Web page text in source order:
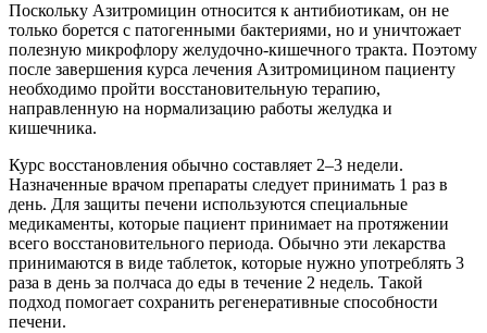
Поскольку Азитромицин относится к антибиотикам, он не
только борется с патогенными бактериями, но и уничтожает
полезную микрофлору желудочно-кишечного тракта. Поэтому
после завершения курса лечения Азитромицином пациенту
необходимо пройти восстановительную терапию,
направленную на нормализацию работы желудка и
кишечника.
Курс восстановления обычно составляет 2–3 недели.
Назначенные врачом препараты следует принимать 1 раз в
день. Для защиты печени используются специальные
медикаменты, которые пациент принимает на протяжении
всего восстановительного периода. Обычно эти лекарства
принимаются в виде таблеток, которые нужно употреблять 3
раза в день за полчаса до еды в течение 2 недель. Такой
подход помогает сохранить регенеративные способности
печени.